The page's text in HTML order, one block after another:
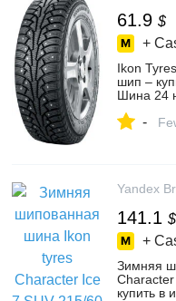
61.9 $
+
Ikon
шип –
Шина 24
-
Yandex
141.1 $
+
Зимняя
купить в